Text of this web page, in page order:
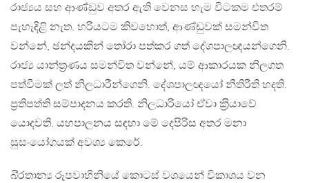
රාජ්‍යය සහ ආණ්ඩුව අතර ඇති වෙනස හැම විටකම එතරම්
පැහැදිළි නැත. හරියටම කිවහොත්, ආණ්ඩුවක් සමන්විත
වන්නේ, ඡන්දයකින් තෝරා පත්කර ගත් දේශපාලඥයන්ගෙනි.
රාජ්‍ය යාන්ත‍්‍රණය සමන්විත වන්නේ, යම් ආකාරයක නිලගත
පත්වීමක් ලත් නිලධාරීන්ගෙනි. දේශපාලඥයෝ නීතිරීති හදති.
ප‍්‍රතිපත්ති සම්පාදනය කරති. නිලධාරියෝ ඒවා ක‍්‍රියාවේ
යොදවති. යහපාලනය සඳහා මේ දෙපිරිස අතර මනා
සුසංයෝගයක් අවශ්‍ය කෙරේ.
බි‍්‍රතාන්‍ය රූපවාහිනියේ කොටස් වශයෙන් විකාශය වන